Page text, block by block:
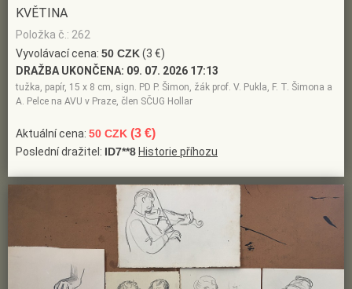
KVĚTINA
Položka č.: 262
Vyvolávací cena: 50 CZK(3 €)
DRAŽBA UKONČENA: 09. 07. 2026 17:13
tužka, papír, 15 x 8 cm, sign. PD P. Šimon, žák prof. V. Pukla, F. T. Šimona a
A. Pelce na AVU v Praze, člen SČUG Hollar
Aktuální cena: 50 CZK (3 €)
Poslední dražitel: ID7**8 Historie příhozu